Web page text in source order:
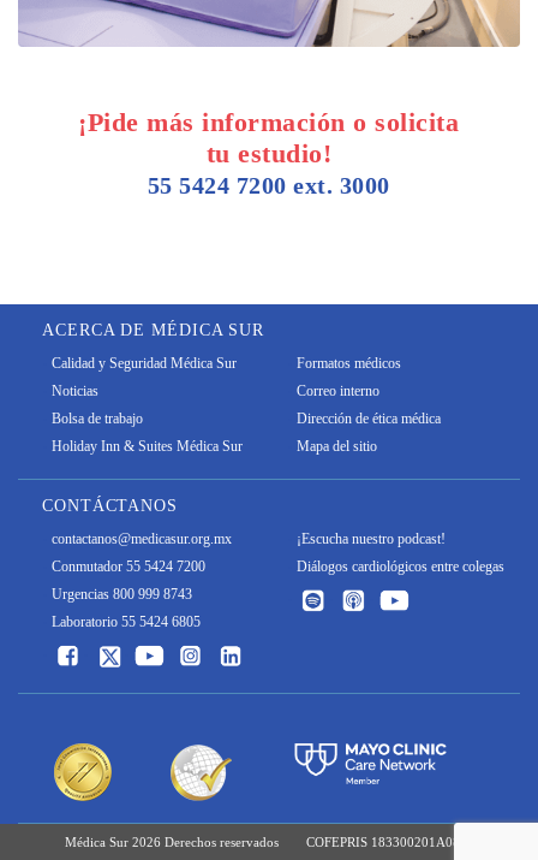
¡Pide más información o solicita
tu estudio!
55 5424 7200 ext. 3000
ACERCA DE MÉDICA SUR
Calidad y Seguridad Médica Sur
Noticias
Bolsa de trabajo
Holiday Inn & Suites Médica Sur
Formatos médicos
Correo interno
Dirección de ética médica
Mapa del sitio
CONTÁCTANOS
contactanos@medicasur.org.mx
Conmutador 55 5424 7200
Urgencias 800 999 8743
Laboratorio 55 5424 6805
¡Escucha nuestro podcast!
Diálogos cardiológicos entre colegas
Médica Sur 2026 Derechos reservados
COFEPRIS 183300201A0829